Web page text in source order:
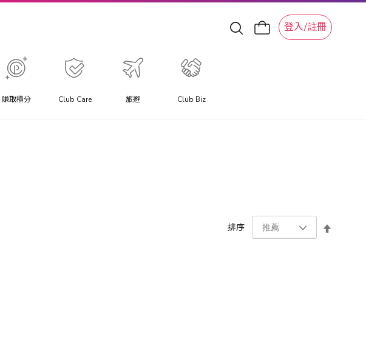
登入/註冊
賺取積分 Club Care 旅遊 Club Biz
排序